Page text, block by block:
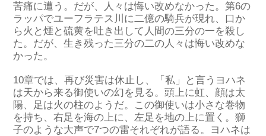
苦痛に遭う 。 だが、人々は悔い改めなかった。第6の
ラッパでユーフラテス 川 に二億の騎兵が現れ、 口か
ら火と煙と硫黄を吐き出 して 人間の三分の一を殺し
た。 だが、生き残った三分の二の人々は悔い改めな
かった。
10章では、再び災害は休止し、 「私 」 と言う ヨハネ
は天から来る御使いの幻を見る。頭上に虹、顔は太
陽、足は火の柱のよう だ。 この御使いは小さな巻物
を持ち、右足を海の上に、左足を地の上に置 く 。獅
子のような大声で7つの雷それぞれが語る。 ヨハネは